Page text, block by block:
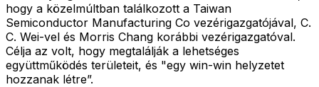
hogy a közelmúltban találkozott a Taiwan
Semiconductor Manufacturing Co vezérigazgatójával, C.
C. Wei-vel és Morris Chang korábbi vezérigazgatóval.
Célja az volt, hogy megtalálják a lehetséges
együttműködés területeit, és "egy win-win helyzetet
hozzanak létre”.